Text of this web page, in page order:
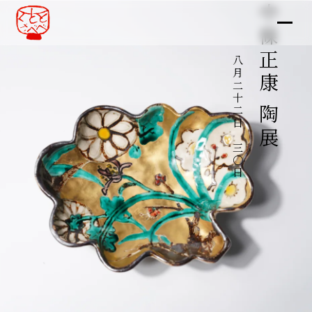
中條正康 陶展
八月二十二日～三〇日